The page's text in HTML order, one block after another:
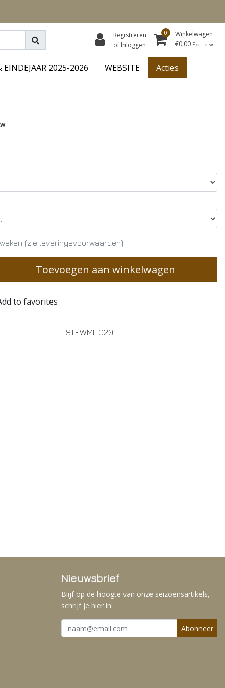
Registreren
of Inloggen
0
Winkelwagen
€0,00 Excl. btw
EINDEJAAR 2025-2026 WEBSITE Acties
(zie leveringsvoorwaarden)
Toevoegen aan winkelwagen
to favorites
STEWMIL020
Nieuwsbrief
Blijf op de hoogte van onze seizoensartikels,
schrijf je hier in:
Abonneer